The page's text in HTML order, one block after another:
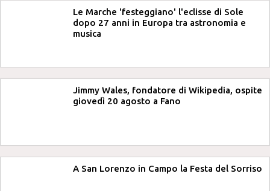
Le Marche 'festeggiano' l'eclisse di Sole
dopo 27 anni in Europa tra astronomia e
musica
Jimmy Wales, fondatore di Wikipedia, ospite
giovedì 20 agosto a Fano
A San Lorenzo in Campo la Festa del Sorriso